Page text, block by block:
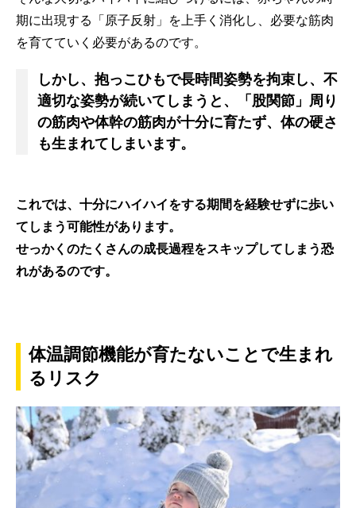
期に出現する「原子反射」を上手く消化し、必要な筋肉
を育てていく必要があるのです。
しかし、抱っこひもで長時間姿勢を拘束し、不
適切な姿勢が続いてしまうと、「股関節」周り
の筋肉や体幹の筋肉が十分に育たず、体の硬さ
も生まれてしまいます。
これでは、十分にハイハイをする期間を経験せずに歩い
てしまう可能性があります。
せっかくのたくさんの成長過程をスキップしてしまう恐
れがあるのです。
体温調節機能が育たないことで生まれ
るリスク